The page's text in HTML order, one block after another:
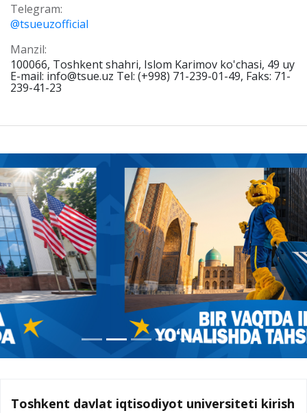
Telegram:
@tsueuzofficial
Manzil:
100066, Toshkent shahri, Islom Karimov ko'chasi, 49 uy
E-mail: info@tsue.uz Tel: (+998) 71-239-01-49, Faks: 71-
239-41-23
Toshkent davlat iqtisodiyot universiteti kirish